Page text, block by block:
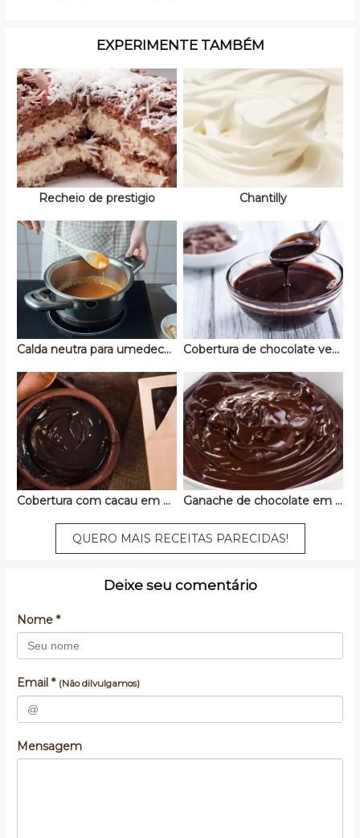
EXPERIMENTE TAMBÉM
Recheio de prestigio Chantilly
Calda neutra para umedecer bolos Cobertura de chocolate vegano
Cobertura com cacau em pó Ganache de chocolate em pó
QUERO MAIS RECEITAS PARECIDAS!
Deixe seu comentário
Nome *
Email * (Não dilvulgamos)
Mensagem